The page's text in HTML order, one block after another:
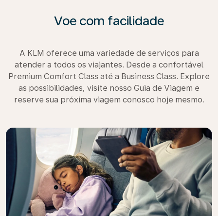
Voe com facilidade
A KLM oferece uma variedade de serviços para
atender a todos os viajantes. Desde a confortável
Premium Comfort Class até a Business Class. Explore
as possibilidades, visite nosso Guia de Viagem e
reserve sua próxima viagem conosco hoje mesmo.